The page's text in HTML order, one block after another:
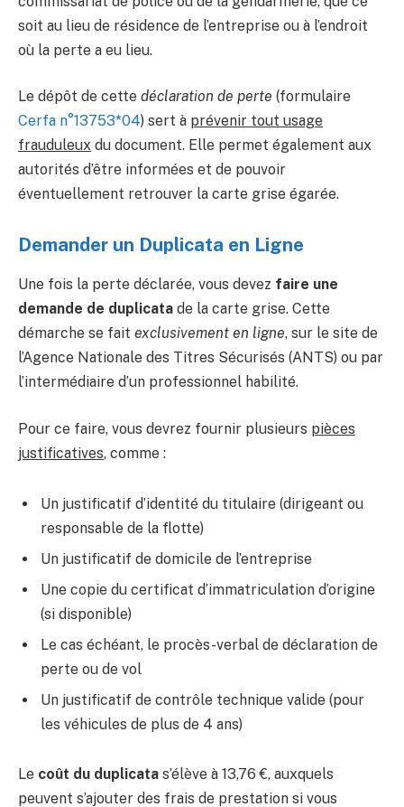
soit au lieu de résidence de l’entreprise ou à l’endroit
où la perte a eu lieu.
Le dépôt de cette déclaration de perte (formulaire
Cerfa n°13753*04) sert à prévenir tout usage
frauduleux du document. Elle permet également aux
autorités d’être informées et de pouvoir
éventuellement retrouver la carte grise égarée.
Demander un Duplicata en Ligne
Une fois la perte déclarée, vous devez faire une
demande de duplicata de la carte grise. Cette
démarche se fait exclusivement en ligne, sur le site de
l’Agence Nationale des Titres Sécurisés (ANTS) ou par
l’intermédiaire d’un professionnel habilité.
Pour ce faire, vous devrez fournir plusieurs pièces
justificatives, comme :
Un justificatif d’identité du titulaire (dirigeant ou
responsable de la flotte)
Un justificatif de domicile de l’entreprise
Une copie du certificat d’immatriculation d’origine
(si disponible)
Le cas échéant, le procès-verbal de déclaration de
perte ou de vol
Un justificatif de contrôle technique valide (pour
les véhicules de plus de 4 ans)
Le coût du duplicata s’élève à 13,76 €, auxquels
peuvent s’ajouter des frais de prestation si vous